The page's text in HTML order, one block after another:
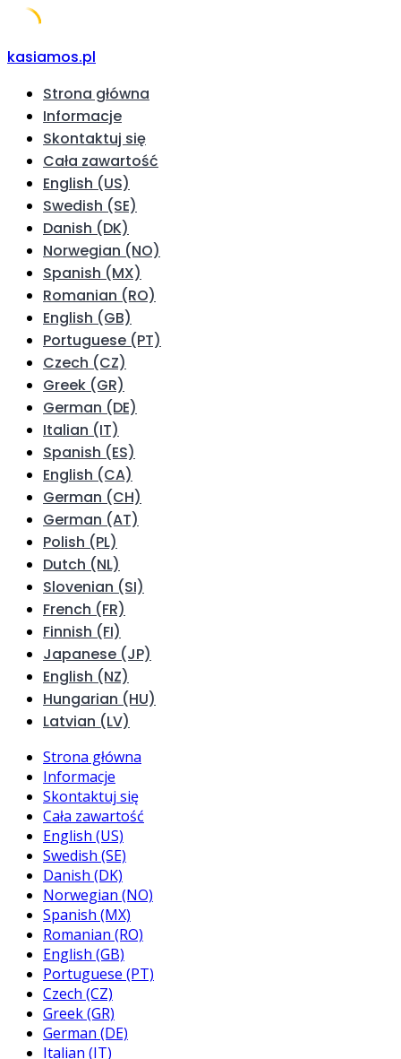
Skip
content
kasiamos.pl
Strona główna
Informacje
Skontaktuj się
Cała zawartość
English (US)
Swedish (SE)
Danish (DK)
Norwegian (NO)
Spanish (MX)
Romanian (RO)
English (GB)
Portuguese (PT)
Czech (CZ)
Greek (GR)
German (DE)
Italian (IT)
Spanish (ES)
English (CA)
German (CH)
German (AT)
Polish (PL)
Dutch (NL)
Slovenian (SI)
French (FR)
Finnish (FI)
Japanese (JP)
English (NZ)
Hungarian (HU)
Latvian (LV)
Strona główna
Informacje
Skontaktuj się
Cała zawartość
English (US)
Swedish (SE)
Danish (DK)
Norwegian (NO)
Spanish (MX)
Romanian (RO)
English (GB)
Portuguese (PT)
Czech (CZ)
Greek (GR)
German (DE)
Italian (IT)